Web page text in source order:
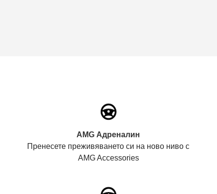
AMG Адреналин
Пренесете преживяването си на ново ниво с
AMG Accessories